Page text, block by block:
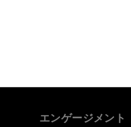
エンゲージメント